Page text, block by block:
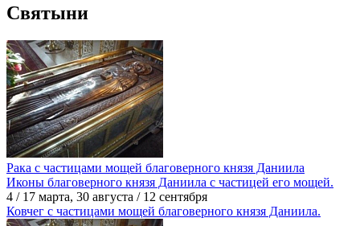
Святыни
Рака с частицами мощей благоверного князя Даниила
Иконы благоверного князя Даниила с частицей его мощей.
4 / 17 марта, 30 августа / 12 сентября
Ковчег с частицами мощей благоверного князя Даниила.